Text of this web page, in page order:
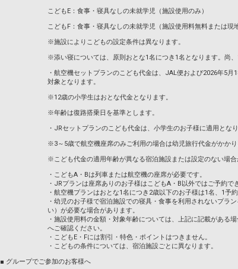
こどもE：食事・寝具なしの未就学児（施設使用のみ）
こどもF：食事・寝具なしの未就学児（施設使用料無料または現
※施設によりこどもの設定条件は異なります。
※添い寝については、原則おとな1名につき1名となります。尚、
・航空機セットプランのこども代金は、JAL便および2026年5
対象となります。
※12歳の小学生はおとな代金となります。
※年齢は復路搭乗日を基準とします。
・JRセットプランのこども代金は、小学生のお子様に適用とな
※3～5歳で航空機座席のみご利用の場合は幼児旅行代金がかかり
※こども代金の適用年齢が異なる宿泊施設または設定のない場合
・こどもA・Bは列車または航空機の座席が必要です。
・JRプランは座席ありのお子様はこどもA・B以外ではご予約で
・航空機プランはおとな1名につき2歳以下のお子様は1名、1予
・幼児のお子様で宿泊施設での寝具・食事を利用されないプラ
い）が必要な場合があります。
・施設使用料の金額・対象年齢については、上記に記載がある
へご確認ください。
・こどもE・Fには割引・特色・ポイントはつきません。
・こどもの条件については、宿泊施設ごとに異なります。
■ グループでご参加のお客様へ